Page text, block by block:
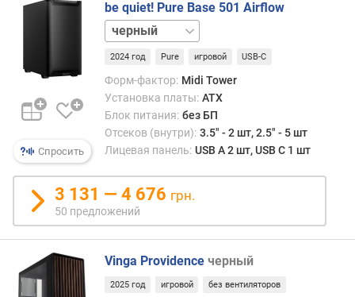
и
г
у
б
н
а
д
л
и
н
а
Спросить
be quiet! Pure Base 501 Airflow
белый
2024 год Pure игровой USB-C
Форм-фактор: Midi Tower
Установка платы: ATX
Блок питания: без БП
Отсеков (внутри): 3.5" - 2 шт, 2.5" - 5 шт
Лицевая панель: USB A 2 шт, USB C 1 шт
3 131 — 4 676 грн.
50 предложений
Vinga Providence черный
2025 год игровой без вентиляторов